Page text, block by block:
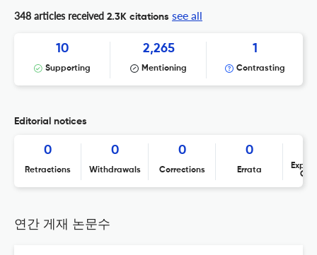
348 articles received 2.3K citations see all
10
Supporting
2,265
Mentioning
1
Contrasting
Editorial notices
0
Retractions
0
Withdrawals
0
Corrections
0
Errata
연간 게재 논문수